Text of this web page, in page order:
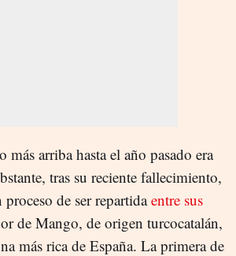
arriba hasta el año pasado era
tras su reciente fallecimiento,
proceso de ser repartidaentre sus
de Mango, de origen turcocatalán,
más rica de España. La primera de